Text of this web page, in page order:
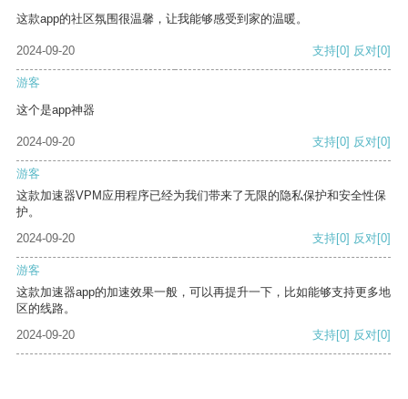
这款app的社区氛围很温馨，让我能够感受到家的温暖。
2024-09-20 支持[0] 反对[0]
游客
这个是app神器
2024-09-20 支持[0] 反对[0]
游客
这款加速器VPM应用程序已经为我们带来了无限的隐私保护和安全性保
护。
2024-09-20
支持[0] 反对[0]
游客
这款加速器app的加速效果一般，可以再提升一下，比如能够支持更多地
区的线路。
2024-09-20
支持[0] 反对[0]